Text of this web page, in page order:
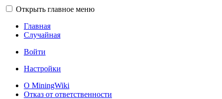
Открыть главное меню
Главная
Случайная
Войти
Настройки
О MiningWiki
Отказ от ответственности